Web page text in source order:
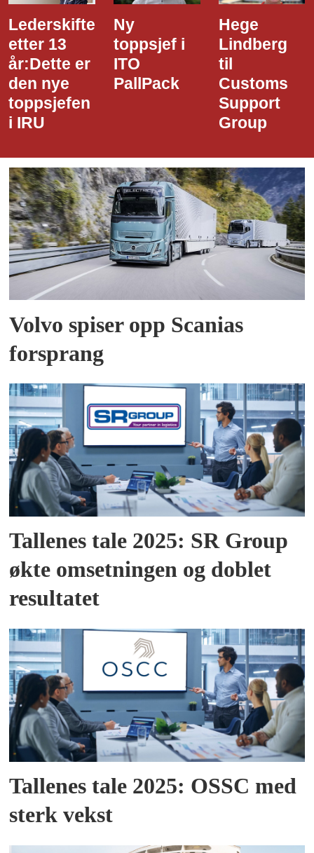
Ny
toppsjef i
ITO
PallPack
Hege
Lindberg
til
Customs
Dette er
den nye
i Narvik
Havn
Volvo spiser opp Scanias
forsprang
Tallenes tale 2025: SR Group
økte omsetningen og doblet
resultatet
Tallenes tale 2025: OSSC med
sterk vekst